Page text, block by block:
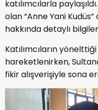
katılımcılarla
olan “Anne Yani
hakkında detaylı
Katılımcıların
hareketlenirken,
fikir alışverişiyle sona